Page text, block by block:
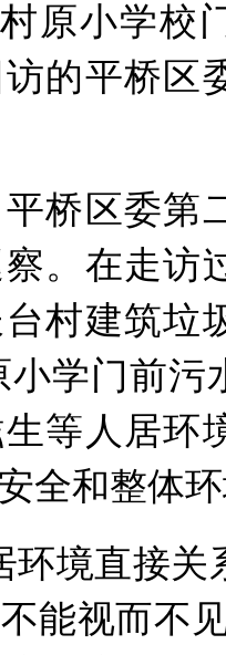
原小学校
的平桥区
区委第
。在走访
村建筑垃
小学门前污
等人居环
全和整体
境直接关
能视而不